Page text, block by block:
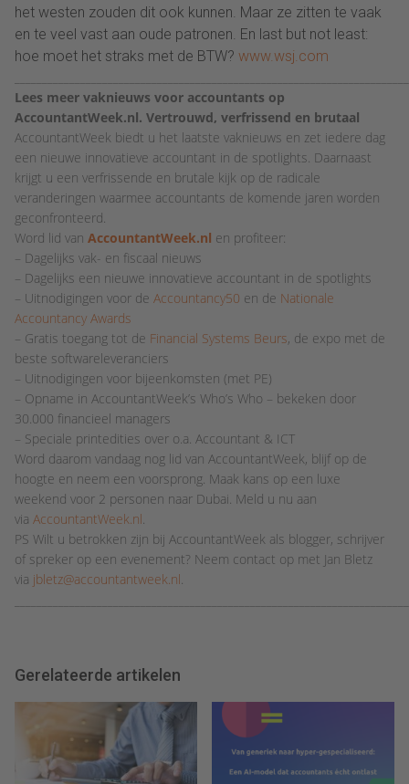
het westen zouden dit ook kunnen. Maar ze zitten te vaak
en te veel vast aan oude patronen. En last but not least:
hoe moet het straks met de BTW? www.wsj.com
Lees meer vaknieuws voor accountants op
AccountantWeek.nl. Vertrouwd, verfrissend en brutaal
AccountantWeek biedt u het laatste vaknieuws en zet iedere dag
een nieuwe innovatieve accountant in de spotlights. Daarnaast
krijgt u een verfrissende en brutale kijk op de radicale
veranderingen waarmee accountants de komende jaren worden
geconfronteerd.
Word lid van AccountantWeek.nl en profiteer:
– Dagelijks vak- en fiscaal nieuws
– Dagelijks een nieuwe innovatieve accountant in de spotlights
– Uitnodigingen voor de Accountancy50 en de Nationale
Accountancy Awards
– Gratis toegang tot de Financial Systems Beurs, de expo met de
beste softwareleveranciers
– Uitnodigingen voor bijeenkomsten (met PE)
– Opname in AccountantWeek’s Who’s Who – bekeken door
30.000 financieel managers
– Speciale printedities over o.a. Accountant & ICT
Word daarom vandaag nog lid van AccountantWeek, blijf op de
hoogte en neem een voorsprong. Maak kans op een luxe
weekend voor 2 personen naar Dubai. Meld u nu aan
via AccountantWeek.nl.
PS Wilt u betrokken zijn bij AccountantWeek als blogger, schrijver
of spreker op een evenement? Neem contact op met Jan Bletz
via jbletz@accountantweek.nl.
Gerelateerde artikelen